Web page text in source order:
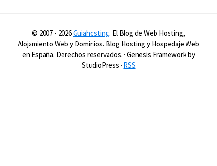
© 2007 - 2026Guiahosting. El Blog de Web Hosting,
Alojamiento Web y Dominios. Blog Hosting y Hospedaje Web
en España. Derechos reservados. · Genesis Framework by
StudioPress · RSS